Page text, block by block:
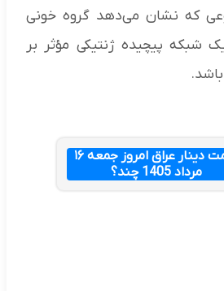
که نشان می‌دهد گروه خونی
شبکه پیچیده ژنتیکی مؤثر بر
قیمت دینار عراق امروز جمعه ۱۶
مرداد 1405 چند؟